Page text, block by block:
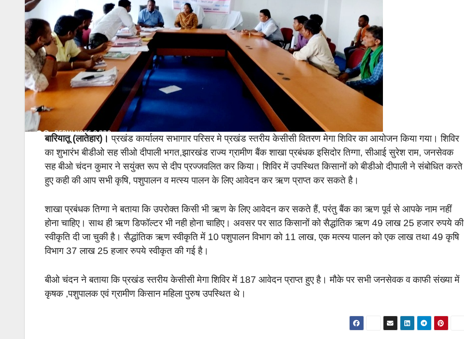
बारियातू (लातेहार)। प्रखंड कार्यालय सभागार परिसर मे प्रखंड स्तरीय केसीसी वितरण मेगा शिविर का आयोजन किया गया। शिविर
का शुभारंभ बीडीओ सह सीओ दीपाली भगत,झारखंड राज्य ग्रामीण बैंक शाखा प्रबंधक इसिदोर तिग्गा, सीआई सुरेश राम, जनसेवक
सह बीओ चंदन कुमार ने सयुंक्त रूप से दीप प्रज्जवलित कर किया। शिविर में उपस्थित किसानों को बीडीओ दीपाली ने संबोधित करते
हुए कही की आप सभी कृषि, पशुपालन व मत्स्य पालन के लिए आवेदन कर ऋण प्राप्त कर सकते है।
शाखा प्रबंधक तिग्गा ने बताया कि उपरोक्त किसी भी ऋण के लिए आवेदन कर सकते हैं, परंतु बैंक का ऋण पूर्व से आपके नाम नहीं
होना चाहिए। साथ ही ऋण डिफॉल्टर भी नही होना चाहिए। अवसर पर साठ किसानों को सैद्धांतिक ऋण 49 लाख 25 हजार रुपये की
स्वीकृति दी जा चुकी है। सैद्धांतिक ऋण स्वीकृति में 10 पशुपालन विभाग को 11 लाख, एक मत्स्य पालन को एक लाख तथा 49 कृषि
विभाग 37 लाख 25 हजार रुपये स्वीकृत की गई है।
बीओ चंदन ने बताया कि प्रखंड स्तरीय केसीसी मेगा शिविर में 187 आवेदन प्राप्त हुए है। मौके पर सभी जनसेवक व काफी संख्या में
कृषक ,पशुपालक एवं ग्रामीण किसान महिला पुरुष उपस्थित थे।